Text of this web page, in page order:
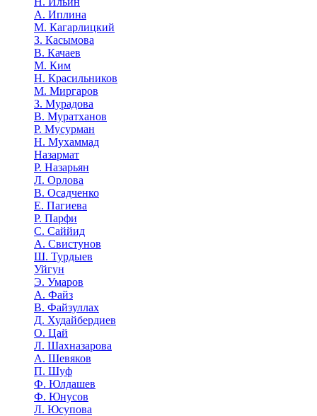
А. Иплина
М. Кагарлицкий
З. Касымова
В. Качаев
М. Ким
Н. Красильников
М. Миргаров
З. Мурадова
В. Муратханов
Р. Мусурман
Н. Мухаммад
Назармат
Р. Назарьян
Л. Орлова
В. Осадченко
Е. Пагиева
Р. Парфи
С. Саййид
А. Свистунов
Ш. Турдыев
Уйгун
Э. Умаров
А. Файз
В. Файзуллах
Д. Худайбердиев
О. Цай
Л. Шахназарова
А. Шевяков
П. Шуф
Ф. Юлдашев
Ф. Юнусов
Л. Юсупова